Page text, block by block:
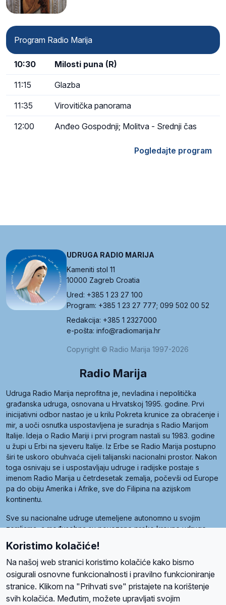
Program Radio Marija
10:30 Milosti puna (R)
11:15 Glazba
11:35 Virovitička panorama
12:00 Anđeo Gospodnji; Molitva - Srednji čas
Pogledajte program
UDRUGA RADIO MARIJA
Kameniti stol 11
10000 Zagreb Croatia
Ured: +385 1 23 27 100
Program: +385 1 23 27 777; 099 502 00 52
Redakcija: +385 1 2327000
e-pošta: info@radiomarija.hr
Copyright © Radio Marija 1997-2026
Radio Marija
Udruga Radio Marija neprofitna je, nevladina i nepolitička
građanska udruga, osnovana u Hrvatskoj 1995. godine. Prvi
inicijativni odbor nastao je u krilu Pokreta krunice za obraćenje i
mir, a uoči osnutka uspostavljena je suradnja s Radio Marijom
Italije. Ideja o Radio Mariji i prvi program nastali su 1983. godine
u župi u Erbi na sjeveru Italije. Iz Erbe se Radio Marija postupno
širi te uskoro obuhvaća cijeli talijanski nacionalni prostor. Nakon
toga osnivaju se i uspostavljaju udruge i radijske postaje s
imenom Radio Marija u četrdesetak zemalja, počevši od Europe
pa do obiju Amerika i Afrike, sve do Filipina na azijskom
kontinentu.
Sve su nacionalne udruge utemeljene autonomno u svojim
zemljama, a međusobna su povezane preko krovne udruge
Radio Maria). Svjetsku obitelj utemeljilo je sedam članica, među
kojima je i hrvatska Udruga Radio Marija.
Koristimo kolačiće!
Na našoj web stranici koristimo kolačiće kako bismo
osigurali osnovne funkcionalnosti i pravilno funkcioniranje
stranice. Klikom na "Prihvati sve" pristajete na korištenje
svih kolačića. Međutim, možete upravljati svojim